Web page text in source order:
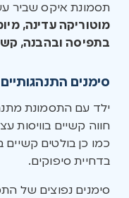
תסמונת איקס שביר
מוטוריקה עדינה,
בתפיסה ובהבנה,
סימנים התנהגותיים
ילד עם התסמונת
חווה קשיים בוויסות
כמו כן בולטים קשיים
בדחיית סיפוקים.
סימנים נפוצים של